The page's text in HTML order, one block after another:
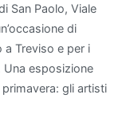
San Paolo, Viale
di
a Treviso e per i
Una esposizione
primavera: gli artisti